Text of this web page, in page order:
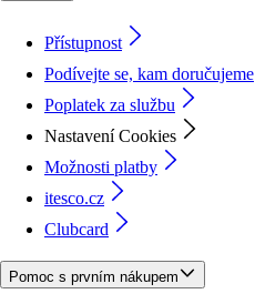
Přístupnost
Podívejte se, kam doručujeme
Poplatek za službu
Nastavení Cookies
Možnosti platby
itesco.cz
Clubcard
Pomoc s prvním nákupem